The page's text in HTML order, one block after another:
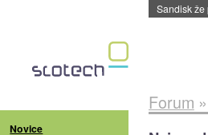
Tajvan in
Novice
Forum »